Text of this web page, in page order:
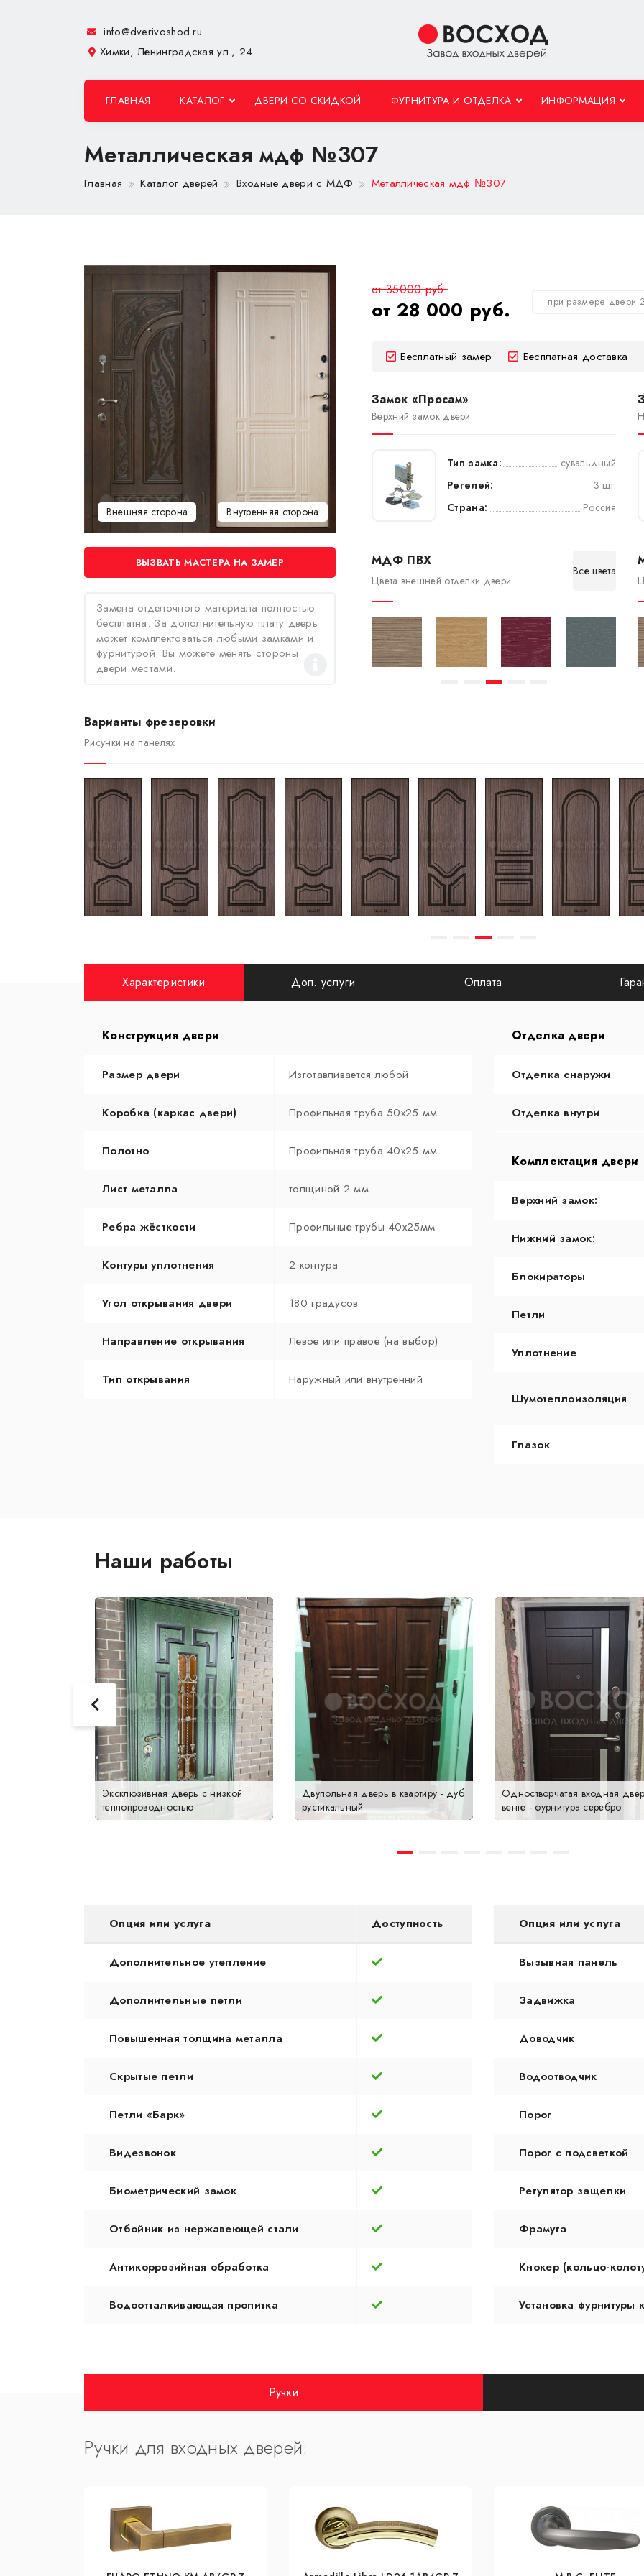
info@dverivoshod.ru
Химки, Ленинградская ул., 24
ГЛАВНАЯ КАТАЛОГ ДВЕРИ СО СКИДКОЙ ФУРНИТУРА И ОТДЕЛКА ИНФОРМАЦИЯ
Металлическая мдф №307
Главная Каталог дверей Входные двери с МДФ Металлическая мдф №307
Внешняя сторона Внутренняя сторона
ВЫЗВАТЬ МАСТЕРА НА ЗАМЕР
Замена отделочного материала полностью
бесплатна. За дополнительную плату дверь
может комплектоваться любыми замками и
фурнитурой. Вы можете менять стороны
двери местами.
от 35000 руб.
от 28 000 руб. при размере двери
Бесплатный замер Бесплатная доставка
Замок «Просам»
Верхний замок двери
Тип замка:
сувальдный
Регелей:
3 шт.
Страна:
Россия
МДФ ПВХ
Цвета внешней отделки двери
Все цвета
Варианты фрезеровки
Рисунки на панелях
Характеристики Доп. услуги Оплата
Конструкция двери
Размер двери Изготавливается любой
Коробка (каркас двери) Профильная труба 50х25 мм.
Полотно Профильная труба 40х25 мм.
Лист металла толщиной 2 мм.
Ребра жёсткости Профильные трубы 40х25мм
Контуры уплотнения 2 контура
Угол открывания двери 180 градусов
Направление открывания Левое или правое (на выбор)
Тип открывания Наружный или внутренний
Отделка двери
Отделка снаружи
Отделка внутри
Комплектация двери
Верхний замок:
Нижний замок:
Блокираторы
Петли
Уплотнение
Шумотеплоизоляция
Глазок
Наши работы
Эксклюзивная дверь с низкой
теплопроводностью
Двупольная дверь в квартиру - дуб
рустикальный
Одностворчатая входная
венге - фурнитура серебро
Опция или услуга Доступность
Дополнительное утепление
Дополнительные петли
Повышенная толщина металла
Скрытые петли
Петли «Барк»
Видезвонок
Биометрический замок
Отбойник из нержавеющей стали
Антикоррозийная обработка
Водоотталкивающая пропитка
Опция или услуга
Вызывная панель
Задвижка
Доводчик
Водоотводчик
Порог
Порог с подсветкой
Регулятор защелки
Фрамуга
Кнокер (кольцо-
Установка фурнитуры
Ручки
Ручки для входных дверей: